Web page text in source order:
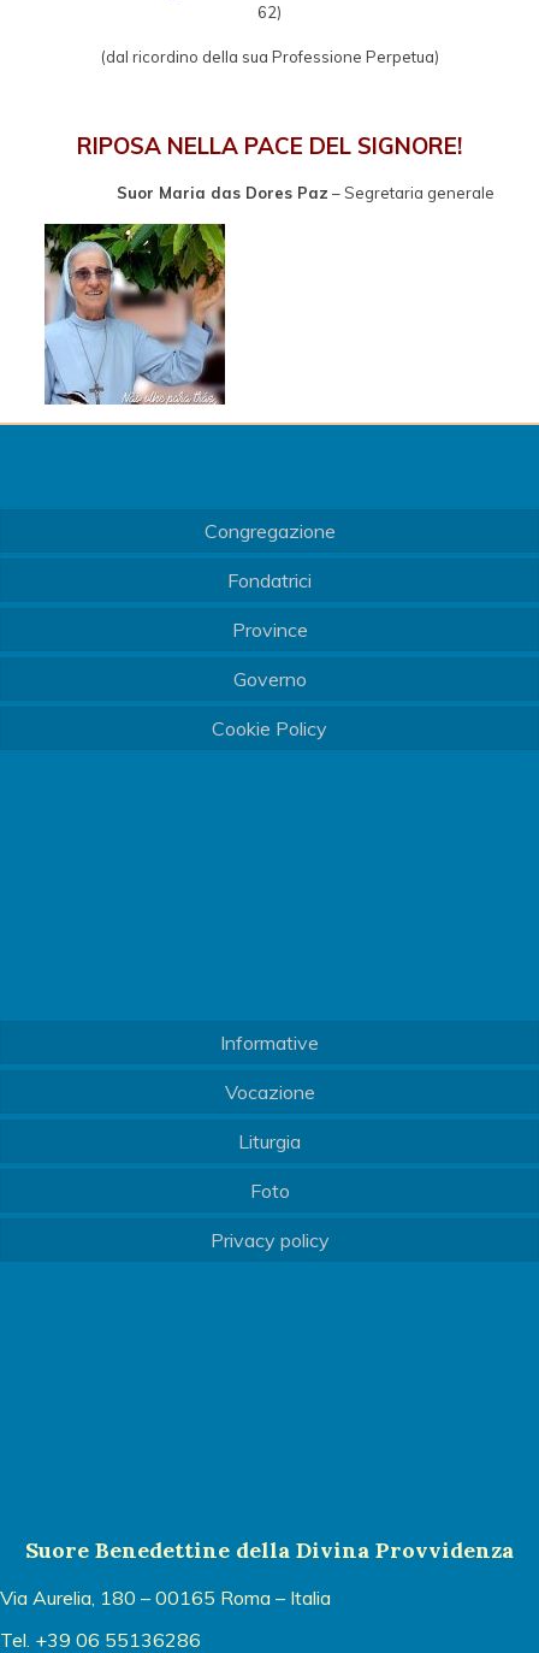
62)
(dal ricordino della sua Professione Perpetua)
RIPOSA NELLA PACE DEL SIGNORE!
Suor Maria das Dores Paz – Segretaria generale
Congregazione
Fondatrici
Province
Governo
Cookie Policy
Informative
Vocazione
Liturgia
Foto
Privacy policy
Suore Benedettine della Divina Provvidenza
Via Aurelia, 180 – 00165 Roma – Italia
Tel. +39 06 55136286